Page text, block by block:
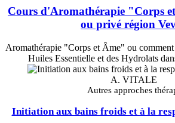
Cours d'Aromathérapie "Corps
ou privé région
Aromathérapie "Corps et Âme" ou
Huiles Essentielle et des Hydrolats
A. VITALE
Autres approches
Initiation aux bains froids et à la